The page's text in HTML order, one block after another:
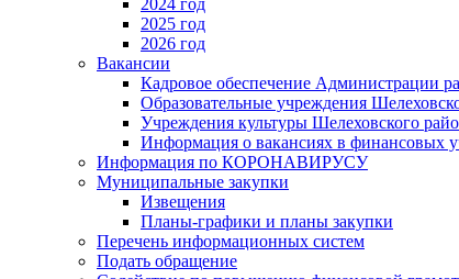
2025 год
2026 год
Вакансии
Кадровое обеспечение Администрации
Образовательные учреждения
Учреждения культуры Шелеховского
Информация о вакансиях в финансовых
Информация по КОРОНАВИРУСУ
Муниципальные закупки
Извещения
Планы-графики и планы закупки
Перечень информационных систем
Подать обращение